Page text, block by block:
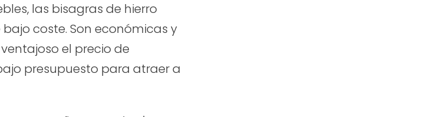
las bisagras de hierro
coste. Son económicas y
el precio de
presupuesto para atraer a